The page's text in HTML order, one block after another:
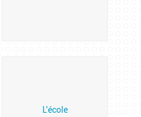
L’école